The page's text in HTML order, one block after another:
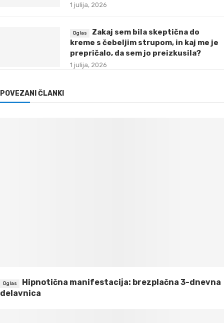
1 julija, 2026
Zakaj sem bila skeptična do
kreme s čebeljim strupom, in kaj me je
prepričalo, da sem jo preizkusila?
1 julija, 2026
POVEZANI ČLANKI
Hipnotična manifestacija: brezplačna 3-dnevna
delavnica